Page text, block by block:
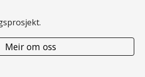
Meir om oss